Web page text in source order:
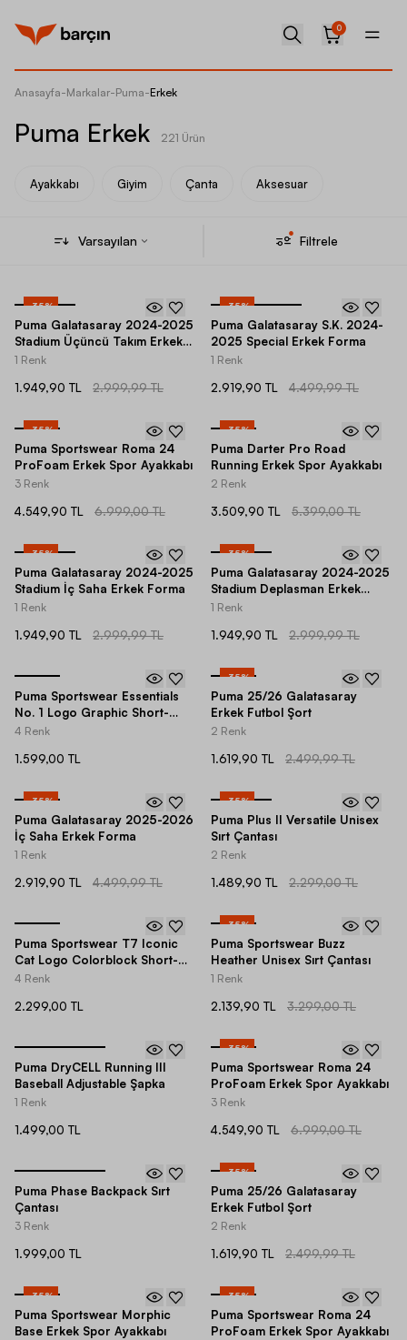
0
Anasayfa-Markalar-Puma-Erkek
Puma Erkek 221 Ürün
Ayakkabı Giyim Çanta Aksesuar
Varsayılan Filtrele
-35%
Puma Galatasaray 2024-2025
Stadium Üçüncü Takım Erkek
Forma
1 Renk
1.949,90 TL 2.999,99 TL
-35%
Puma Galatasaray S.K. 2024-
2025 Special Erkek Forma
1 Renk
2.919,90 TL 4.499,99 TL
-35%
Puma Sportswear Roma 24
ProFoam Erkek Spor Ayakkabı
3 Renk
4.549,90 TL 6.999,00 TL
-35%
Puma Darter Pro Road
Running Erkek Spor Ayakkabı
2 Renk
3.509,90 TL 5.399,00 TL
-35%
Puma Galatasaray 2024-2025
Stadium İç Saha Erkek Forma
1 Renk
1.949,90 TL 2.999,99 TL
-35%
Puma Galatasaray 2024-2025
Stadium Deplasman Erkek
Forma
1 Renk
1.949,90 TL 2.999,99 TL
Puma Sportswear Essentials
No. 1 Logo Graphic Short-
Sleeve Erkek Tişört
4 Renk
1.599,00 TL
-35%
Puma 25/26 Galatasaray
Erkek Futbol Şort
2 Renk
1.619,90 TL 2.499,99 TL
-35%
Puma Galatasaray 2025-2026
İç Saha Erkek Forma
1 Renk
2.919,90 TL 4.499,99 TL
-35%
Puma Plus II Versatile Unisex
Sırt Çantası
2 Renk
1.489,90 TL 2.299,00 TL
Puma Sportswear T7 Iconic
Cat Logo Colorblock Short-
Sleeve Erkek Tişört
4 Renk
2.299,00 TL
-35%
Puma Sportswear Buzz
Heather Unisex Sırt Çantası
1 Renk
2.139,90 TL 3.299,00 TL
Puma DryCELL Running III
Baseball Adjustable Şapka
1 Renk
1.499,00 TL
-35%
Puma Sportswear Roma 24
ProFoam Erkek Spor Ayakkabı
3 Renk
4.549,90 TL 6.999,00 TL
Puma Phase Backpack Sırt
Çantası
3 Renk
1.999,00 TL
-35%
Puma 25/26 Galatasaray
Erkek Futbol Şort
2 Renk
1.619,90 TL 2.499,99 TL
-35%
Puma Sportswear Morphic
Base Erkek Spor Ayakkabı
-35%
Puma Sportswear Roma 24
ProFoam Erkek Spor Ayakkabı